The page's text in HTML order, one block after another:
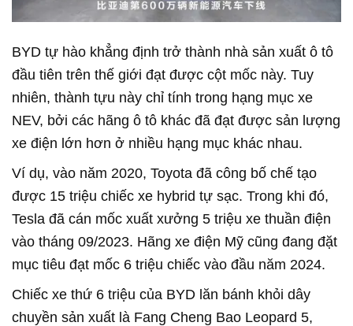
BYD tự hào khẳng định trở thành nhà sản xuất ô tô
đầu tiên trên thế giới đạt được cột mốc này. Tuy
nhiên, thành tựu này chỉ tính trong hạng mục xe
NEV, bởi các hãng ô tô khác đã đạt được sản lượng
xe điện lớn hơn ở nhiều hạng mục khác nhau.
Ví dụ, vào năm 2020, Toyota đã công bố chế tạo
được 15 triệu chiếc xe hybrid tự sạc. Trong khi đó,
Tesla đã cán mốc xuất xưởng 5 triệu xe thuần điện
vào tháng 09/2023. Hãng xe điện Mỹ cũng đang đặt
mục tiêu đạt mốc 6 triệu chiếc vào đầu năm 2024.
Chiếc xe thứ 6 triệu của BYD lăn bánh khỏi dây
chuyền sản xuất là Fang Cheng Bao Leopard 5,